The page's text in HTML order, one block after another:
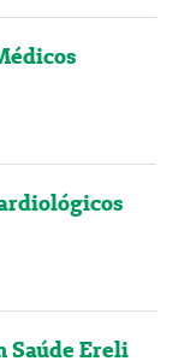
Saúde Ereli